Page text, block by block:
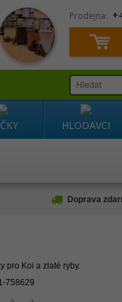
Prodejna:
HLODAVCI
Doprava
pro Koi a zlaté ryby.
758629